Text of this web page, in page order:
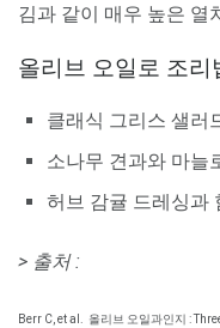
김과 같이 매우 높은 열
올리브 오일로 조리
클래식 그리스 샐러
소나무 견과와 마늘
허브 감귤 드레싱과
> 출처 :
Berr C, et al. 올리브 오일과인지 :